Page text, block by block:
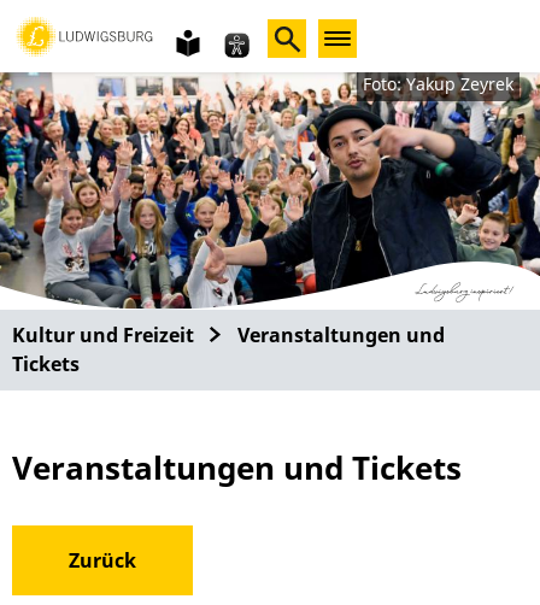
Gebärdensprache
leichte
Sprache Foto: Yakup Zeyrek
Kultur und Freizeit
Veranstaltungen und
Tickets
Veranstaltungen und Tickets
Zurück